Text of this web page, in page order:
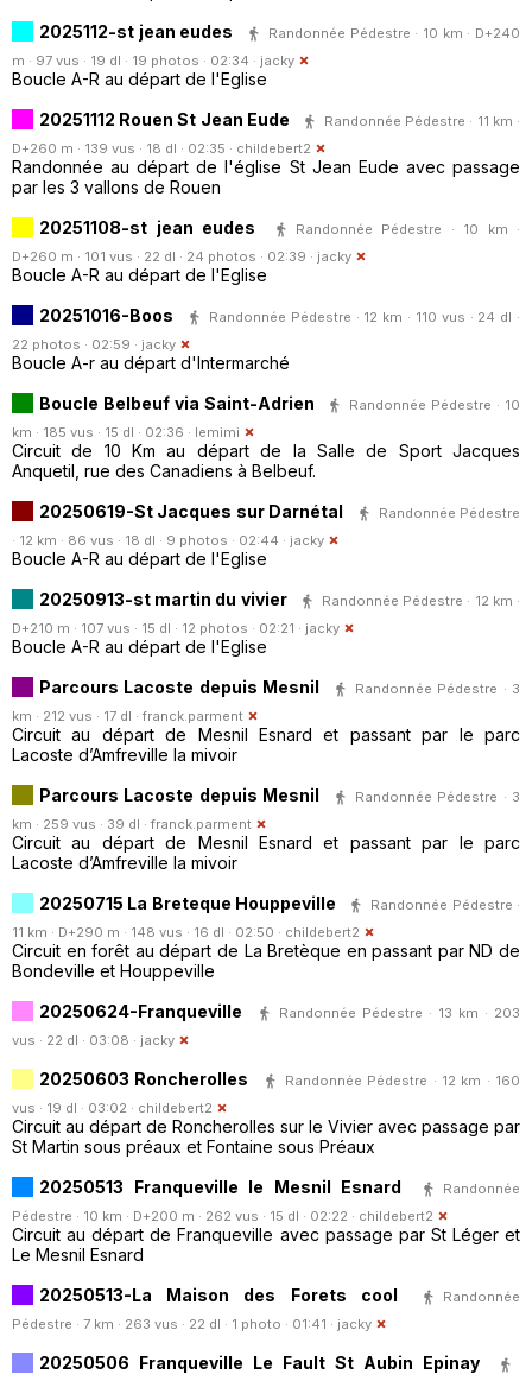
2025112-st jean eudes
Randonnée Pédestre · 10 km · D+240
m · 97 vus · 19 dl · 19 photos · 02:34 · jacky
Boucle A-R au départ de l'Eglise
20251112 Rouen St Jean Eude
Randonnée Pédestre · 11 km ·
D+260 m · 139 vus · 18 dl · 02:35 · childebert2
Randonnée au départ de l'église St Jean Eude avec passage
par les 3 vallons de Rouen
20251108-st jean eudes
Randonnée Pédestre · 10 km ·
D+260 m · 101 vus · 22 dl · 24 photos · 02:39 · jacky
Boucle A-R au départ de l'Eglise
20251016-Boos
Randonnée Pédestre · 12 km · 110 vus · 24 dl ·
22 photos · 02:59 · jacky
Boucle A-r au départ d'Intermarché
Boucle Belbeuf via Saint-Adrien
Randonnée Pédestre · 10
km · 185 vus · 15 dl · 02:36 · lemimi
Circuit de 10 Km au départ de la Salle de Sport Jacques
Anquetil, rue des Canadiens à Belbeuf.
20250619-St Jacques sur Darnétal
Randonnée Pédestre
· 12 km · 86 vus · 18 dl · 9 photos · 02:44 · jacky
Boucle A-R au départ de l'Eglise
20250913-st martin du vivier
Randonnée Pédestre · 12 km ·
D+210 m · 107 vus · 15 dl · 12 photos · 02:21 · jacky
Boucle A-R au départ de l'Eglise
Parcours Lacoste depuis Mesnil
Randonnée Pédestre · 3
km · 212 vus · 17 dl · franck.parment
Circuit au départ de Mesnil Esnard et passant par le parc
Lacoste d’Amfreville la mivoir
Parcours Lacoste depuis Mesnil
Randonnée Pédestre · 3
km · 259 vus · 39 dl · franck.parment
Circuit au départ de Mesnil Esnard et passant par le parc
Lacoste d’Amfreville la mivoir
20250715 La Breteque Houppeville
Randonnée Pédestre ·
11 km · D+290 m · 148 vus · 16 dl · 02:50 · childebert2
Circuit en forêt au départ de La Bretèque en passant par ND de
Bondeville et Houppeville
20250624-Franqueville
Randonnée Pédestre · 13 km · 203
vus · 22 dl · 03:08 · jacky
20250603 Roncherolles
Randonnée Pédestre · 12 km · 160
vus · 19 dl · 03:02 · childebert2
Circuit au départ de Roncherolles sur le Vivier avec passage par
St Martin sous préaux et Fontaine sous Préaux
20250513 Franqueville le Mesnil Esnard
Randonnée
Pédestre · 10 km · D+200 m · 262 vus · 15 dl · 02:22 · childebert2
Circuit au départ de Franqueville avec passage par St Léger et
Le Mesnil Esnard
20250513-La Maison des Forets cool
Randonnée
Pédestre · 7 km · 263 vus · 22 dl · 1 photo · 01:41 · jacky
20250506 Franqueville Le Fault St Aubin Epinay